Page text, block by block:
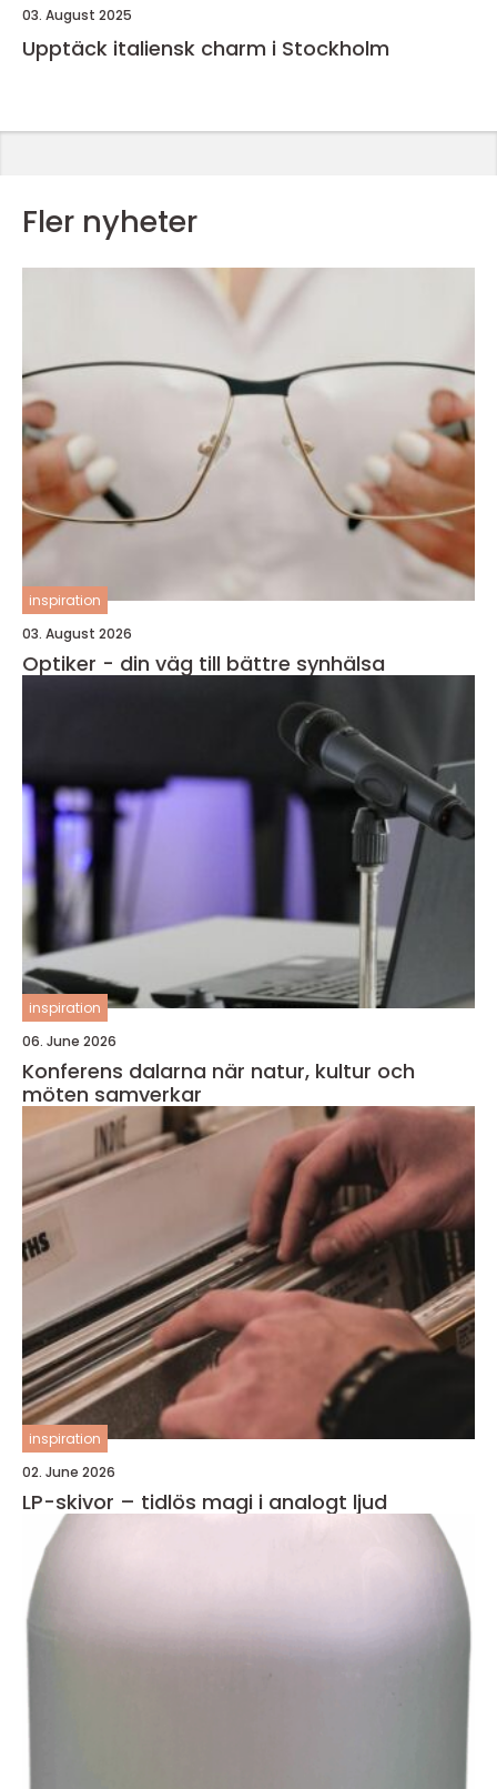
03. August 2025
Upptäck italiensk charm i Stockholm
Fler nyheter
inspiration
03. August 2026
Optiker - din väg till bättre synhälsa
inspiration
06. June 2026
Konferens dalarna när natur, kultur och
möten samverkar
inspiration
02. June 2026
LP-skivor – tidlös magi i analogt ljud